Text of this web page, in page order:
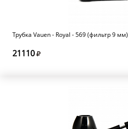
Трубка Vauen - Royal - 569 (фильтр 9 мм)
21110